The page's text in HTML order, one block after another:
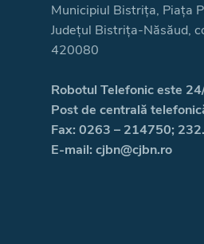
Municipiul Bistrița, Piața
Județul Bistrița-Năsăud,
420080
Robotul Telefonic este
Post de centrală
Fax: 0263 – 214750;
E-mail: cjbn@cjbn.ro